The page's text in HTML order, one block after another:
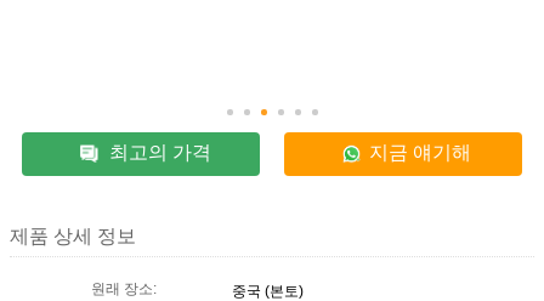
최고의 가격 지금 얘기해
제품 상세 정보
원래 장소:
중국 (본토)